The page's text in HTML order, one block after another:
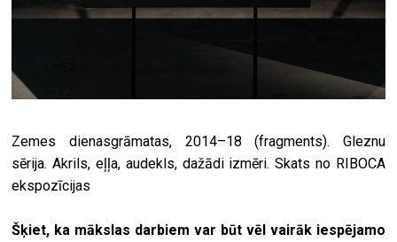
Zemes dienasgrāmatas, 2014–18 (fragments). Gleznu
sērija. Akrils, eļļa, audekls, dažādi izmēri. Skats no RIBOCA
ekspozīcijas
Šķiet, ka mākslas darbiem var būt vēl vairāk iespējamo